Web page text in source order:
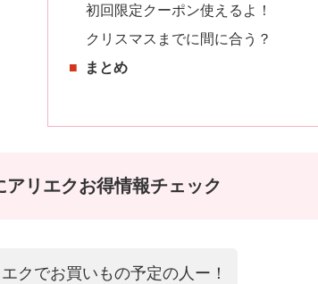
初回限定クーポン使えるよ！
クリスマスまでに間に合う？
まとめ
アリエクお得情報チェック
クでお買いもの予定の人ー！